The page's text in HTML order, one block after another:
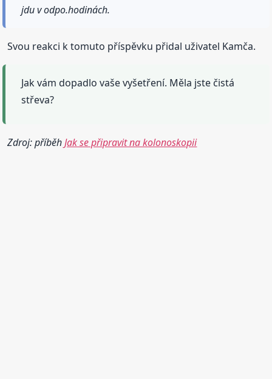
jdu v odpo.hodinách.
Svou reakci k tomuto příspěvku přidal uživatel Kamča.
Jak vám dopadlo vaše vyšetření. Měla jste čistá
střeva?
Zdroj: příběhJak se připravit na kolonoskopii